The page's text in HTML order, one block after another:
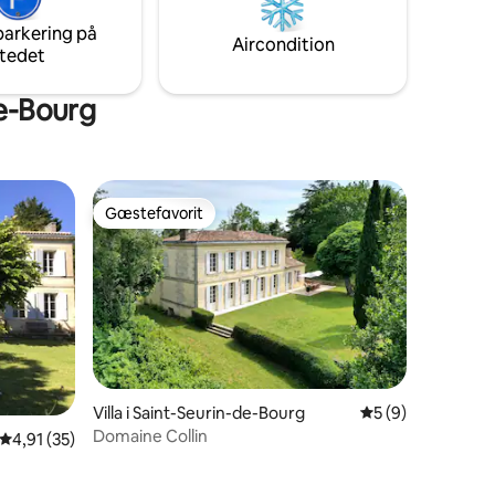
af i
oplader til elbiler, gebyret er 10 €
på
Aircondition
Bourg
omtaler
4,91 ud af 5 i gennemsnitlig bedømmelse, 35 omtaler
4,91 (35)
Gæstefavorit
Gæstefavorit
Villa i Saint-Seurin-de-Bourg 5 ud af 5 i
5 (9)
Domaine Collin